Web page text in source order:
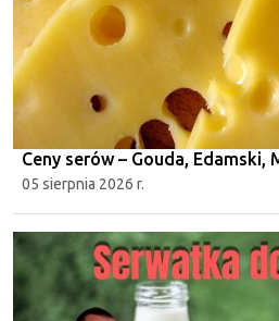
Ceny serów – Gouda, Edamski,
05 sierpnia 2026 r.